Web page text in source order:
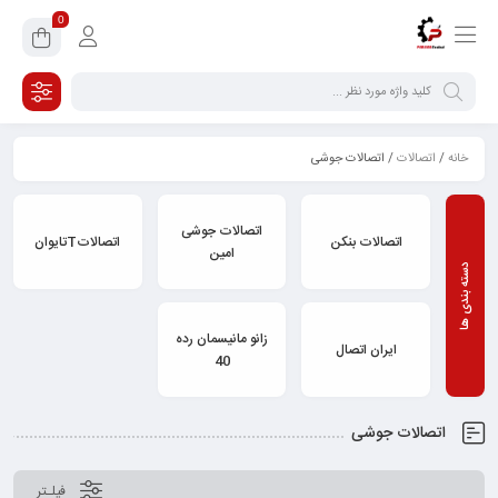
0
خانه/ اتصالات/ اتصالات جوشی
اتصالات بنکن
اتصالات جوشی
امین
اتصالاتTتایوان
ایران اتصال
زانو مانیسمان رده
40
اتصالات جوشی
فیلـتر